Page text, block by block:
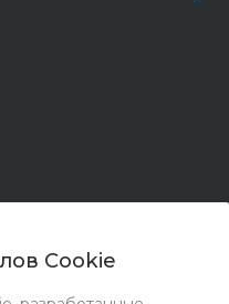
Cookie